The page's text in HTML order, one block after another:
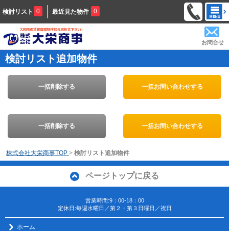
検討リスト 0 最近見た物件 0
お問合せ
検討リスト追加物件
一括削除する 一括お問い合わせする
一括削除する 一括お問い合わせする
株式会社大栄商事TOP > 検討リスト追加物件
ページトップに戻る
営業時間:9：00-18：00
定休日:毎週水曜日／第２・第３日曜日／祝日
ホーム